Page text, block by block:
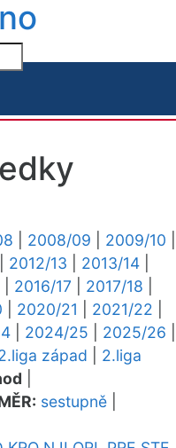
2008/09 2009/10
2012/13 2013/14
2016/17 2017/18
2020/21 2021/22
2024/25 2025/26
západ
2.liga
sestupně